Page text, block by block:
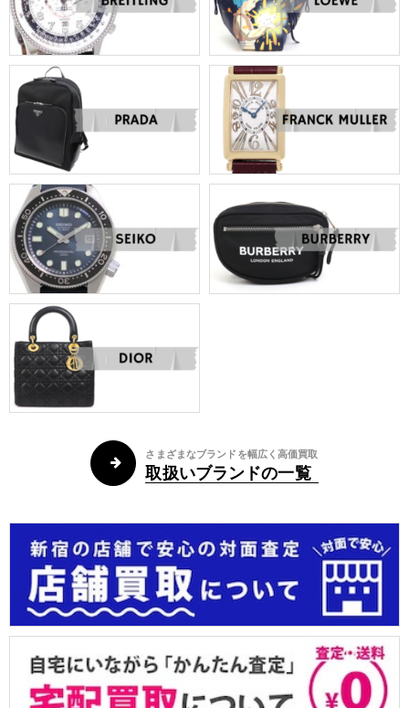
さまざまなブランドを幅広く高価買取
取扱いブランドの一覧